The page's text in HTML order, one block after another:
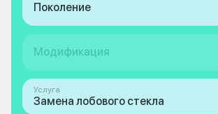
Поколение
Модификация
Услуга
Замена лобового стекла